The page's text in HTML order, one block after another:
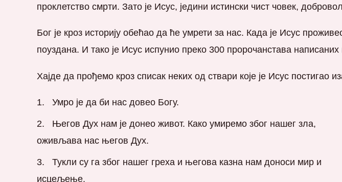
проклетство смрти. Зато је Исус, једини истински чист човек,
Бог је кроз историју обећао да ће умрети за нас. Када је Исус
поуздана. И тако је Исус испунио преко 300 пророчанстава
Хајде да прођемо кроз списак неких од ствари које је Исус постигао
Умро је да би нас довео Богу.
Његов Дух нам је донео живот. Како умиремо због нашег зла,
оживљава нас његов Дух.
Тукли су га због нашег греха и његова казна нам доноси мир и
исцељење.